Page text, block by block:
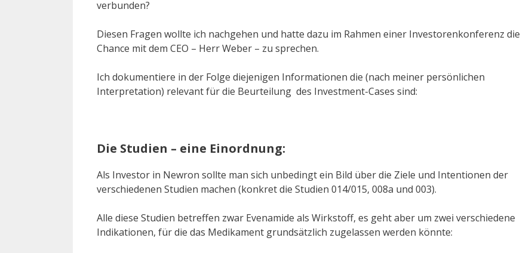
verbunden?
Diesen Fragen wollte ich nachgehen und hatte dazu im Rahmen einer Investorenkonferenz die
Chance mit dem CEO – Herr Weber – zu sprechen.
Ich dokumentiere in der Folge diejenigen Informationen die (nach meiner persönlichen
Interpretation) relevant für die Beurteilung des Investment-Cases sind:
Die Studien – eine Einordnung:
Als Investor in Newron sollte man sich unbedingt ein Bild über die Ziele und Intentionen der
verschiedenen Studien machen (konkret die Studien 014/015, 008a und 003).
Alle diese Studien betreffen zwar Evenamide als Wirkstoff, es geht aber um zwei verschiedene
Indikationen, für die das Medikament grundsätzlich zugelassen werden könnte: